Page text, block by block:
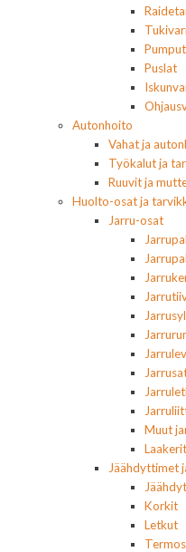
Puslat
Autonhoito
Vahat ja
Työkalut ja
Ruuvit ja
Huolto-osat ja
Jarru-osat
Muut
Jäähdyttimet
Korkit
Letkut